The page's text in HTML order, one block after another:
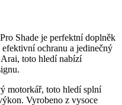
Shade je perfektní doplněk
ochranu a jedinečný
toto hledí nabízí
motorkář, toto hledí splní
Vyrobeno z vysoce